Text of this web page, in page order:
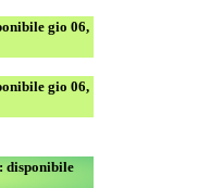
gio 06,
gio 06,
disponibile